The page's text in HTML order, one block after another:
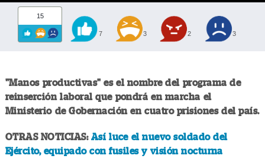
15
7 3 2 3
"Manos productivas" es el nombre del programa de
reinserción laboral que pondrá en marcha el
Ministerio de Gobernación en cuatro prisiones del país.
OTRAS NOTICIAS: Así luce el nuevo soldado del
Ejército, equipado con fusiles y visión nocturna